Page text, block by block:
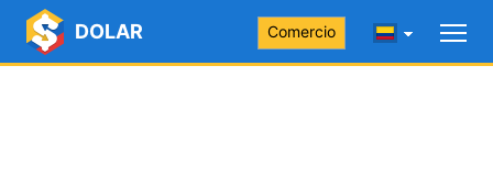
DOLAR Comercio